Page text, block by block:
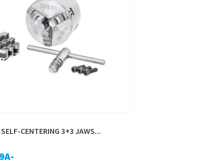
CENTERING 3+3 JAWS...